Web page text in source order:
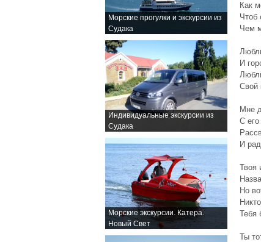
Морские прогулки и экскурсии из
Судака
Индивидуальные экскурсии из
Судака
Морские экскурсии. Катера.
Новый Свет
Как
Чтоб
Чем
И
Свой
Мне
С
И
Твоя
Но
Тебя
Ты